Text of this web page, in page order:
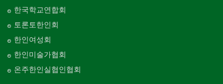
한국학교연합회
토론토한인회
한인여성회
한인미술가협회
온주한인실협인협회